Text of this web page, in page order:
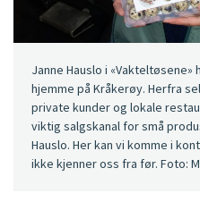
Janne Hauslo i
hjemme på Kråkerøy. Herfra
private kunder og lokale
viktig salgskanal for små
Hauslo. Her kan vi komme i
ikke kjenner oss fra før. Foto: